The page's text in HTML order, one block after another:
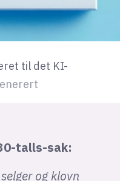
til det KI-
talls-sak:
og klovn